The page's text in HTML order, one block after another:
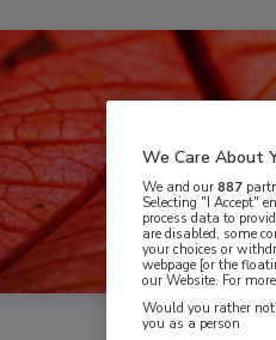
We Care About
We and our887
Selecting "I Accept"
process data to
are disabled, some
your choices or
webpage [or the
our Website. For
Would you rather
you as a person